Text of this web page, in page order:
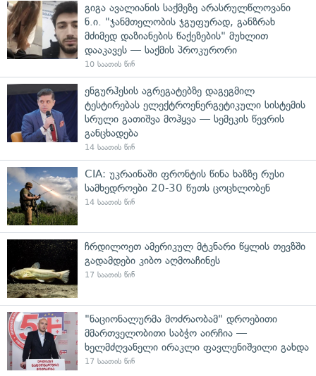
გიგა ავალიანის საქმეზე არასრულწლოვანი
ნ.ი. "ჯანმთელობის ჯგუფურად, განზრახ
მძიმედ დაზიანების წაქეზების" მუხლით
დააკავეს — საქმის პროკურორი
10 საათის წინ
ენგურჰესის აგრეგატებზე დაგეგმილ
ტესტირებას ელექტროენერგეტიკული სისტემის
სრული გათიშვა მოჰყვა — სემეკის წევრის
განცხადება
14 საათის წინ
CIA: უკრაინაში ფრონტის წინა ხაზზე რუსი
სამხედროები 20-30 წუთს ცოცხლობენ
14 საათის წინ
ჩრდილოეთ ამერიკულ მტკნარი წყლის თევზში
გადამდები კიბო აღმოაჩინეს
17 საათის წინ
"ნაციონალურმა მოძრაობამ" დროებითი
მმართველობითი საბჭო აირჩია —
ხელმძღვანელი ირაკლი ფავლენიშვილი გახდა
17 საათის წინ